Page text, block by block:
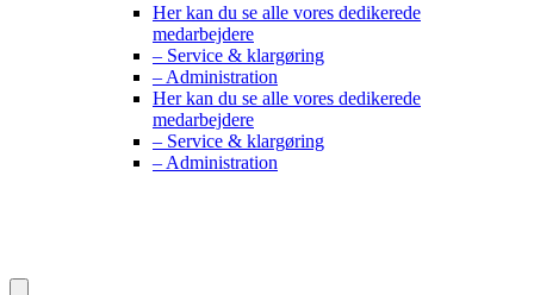
Her kan du se alle vores dedikerede
medarbejdere
– Service & klargøring
– Administration
Her kan du se alle vores dedikerede
medarbejdere
– Service & klargøring
– Administration